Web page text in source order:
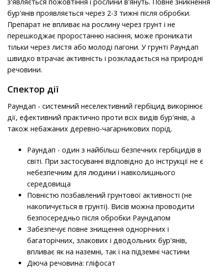
з'являється пожовтіння і рослини в'януть. Повне зникнення
бур'янів проявляється через 2-3 тижні після обробки.
Препарат не впливає на рослину через грунт і не
перешкоджає проростанню насіння, може проникати
тільки через листя або молоді пагони. У грунті Раундап
швидко втрачає активність і розкладається на природні
речовини.
Спектор дії
Раундап - системний неселективний гербіцид викорінює
дії, ефективний практично проти всіх видів бур'янів, а
також небажаних деревно-чагарникових порід.
Раундап - один з найбільш безпечних гербіцидів в
світі. При застосуванні відповідно до інструкції не є
небезпечним для людини і навколишнього
середовища
Повністю позбавлений грунтової активності (не
накопичується в грунті). Висів можна проводити
безпосередньо після обробки Раундапом
Забезпечує повне знищення однорічних і
багаторічних, злакових і дводольних бур'янів,
впливає як на наземні, так і на підземні частини
Діюча речовина: гліфосат